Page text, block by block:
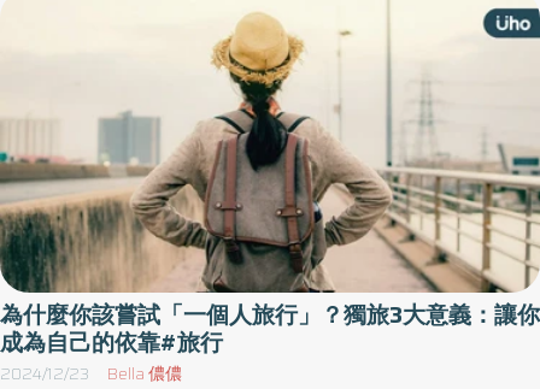
為什麼你該嘗試「一個人旅行」？獨旅3大意義：讓你
成為自己的依靠#旅行
2024/12/23 Bella 儂儂